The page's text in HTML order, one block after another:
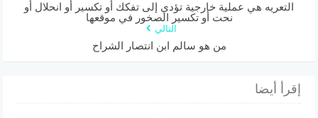
التعريه هي عملية خارجية تؤدي إلى تفكك أو تكسير أو انحلال أو
نحت أو تكسير الصخور في موقعها
التالي
من هو سالم ابن انتصار الشراح
إقرأ أيضا